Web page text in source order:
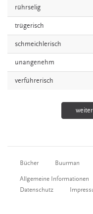
rührselig
trügerisch
schmeichlerisch
unangenehm
verführerisch
Bücher Buurman
Allgemeine Informationen
Datenschutz